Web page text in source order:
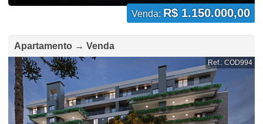
Venda: R$ 1.150.000,00
Apartamento → Venda
Ref.: COD994